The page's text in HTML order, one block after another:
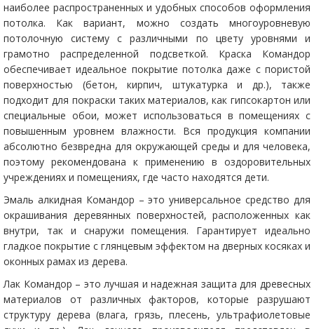
наиболее распространенных и удобных способов оформления
потолка. Как вариант, можно создать многоуровневую
потолочную систему с различными по цвету уровнями и
грамотно распределенной подсветкой. Краска Командор
обеспечивает идеальное покрытие потолка даже с пористой
поверхностью (бетон, кирпич, штукатурка и др.), также
подходит для покраски таких материалов, как гипсокартон или
специальные обои, может использоваться в помещениях с
повышенным уровнем влажности. Вся продукция компании
абсолютно безвредна для окружающей среды и для человека,
поэтому рекомендована к применению в оздоровительных
учреждениях и помещениях, где часто находятся дети.
Эмаль алкидная Командор – это универсальное средство для
окрашивания деревянных поверхностей, расположенных как
внутри, так и снаружи помещения. Гарантирует идеально
гладкое покрытие с глянцевым эффектом на дверных косяках и
оконных рамах из дерева.
Лак Командор – это лучшая и надежная защита для древесных
материалов от различных факторов, которые разрушают
структуру дерева (влага, грязь, плесень, ультрафиолетовые